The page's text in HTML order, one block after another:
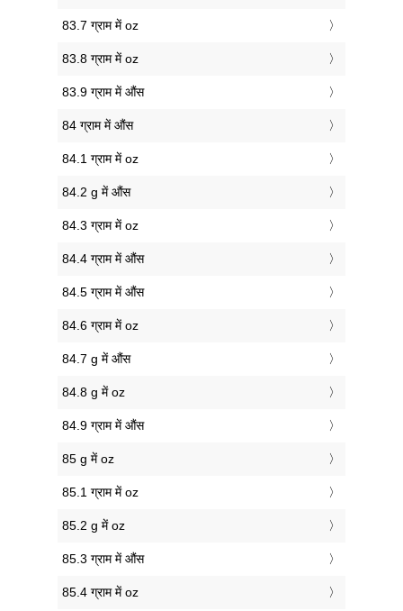
83.7 ग्राम में oz
83.8 ग्राम में oz
83.9 ग्राम में औंस
84 ग्राम में औंस
84.1 ग्राम में oz
84.2 g में औंस
84.3 ग्राम में oz
84.4 ग्राम में औंस
84.5 ग्राम में औंस
84.6 ग्राम में oz
84.7 g में औंस
84.8 g में oz
84.9 ग्राम में औंस
85 g में oz
85.1 ग्राम में oz
85.2 g में oz
85.3 ग्राम में औंस
85.4 ग्राम में oz